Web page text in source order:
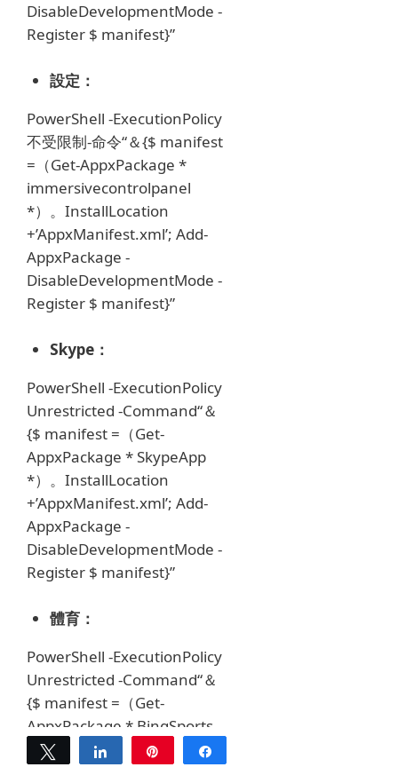
DisableDevelopmentMode -
Register $ manifest}”
設定：
PowerShell -ExecutionPolicy
不受限制-命令“＆{$ manifest
=（Get-AppxPackage *
immersivecontrolpanel
*）。InstallLocation
+’AppxManifest.xml’; Add-
AppxPackage -
DisableDevelopmentMode -
Register $ manifest}”
Skype：
PowerShell -ExecutionPolicy
Unrestricted -Command“＆
{$ manifest =（Get-
AppxPackage * SkypeApp
*）。InstallLocation
+’AppxManifest.xml’; Add-
AppxPackage -
DisableDevelopmentMode -
Register $ manifest}”
體育：
PowerShell -ExecutionPolicy
Unrestricted -Command“＆
{$ manifest =（Get-
AppxPackage * BingSports
*）。InstallLocation
Tweet Share